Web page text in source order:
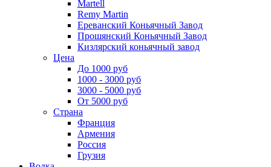
Martell
Remy Martin
Ереванский Коньячный Завод
Прошянский Коньячный Завод
Кизлярский коньячный завод
Цена
До 1000 руб
1000 - 3000 руб
3000 - 5000 руб
От 5000 руб
Страна
Франция
Армения
Россия
Грузия